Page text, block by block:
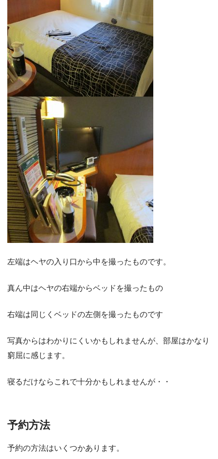
左端はヘヤの入り口から中を撮ったものです。
真ん中はヘヤの右端からベッドを撮ったもの
右端は同じくベッドの左側を撮ったものです
写真からはわかりにくいかもしれませんが、部屋はかなり
窮屈に感じます。
寝るだけならこれで十分かもしれませんが・・
予約方法
予約の方法はいくつかあります。